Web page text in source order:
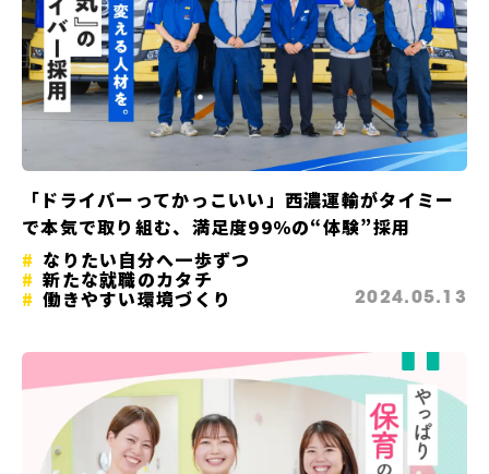
「ドライバーってかっこいい」西濃運輸がタイミー
で本気で取り組む、満足度99％の“体験”採用
なりたい自分へ一歩ずつ
新たな就職のカタチ
働きやすい環境づくり 2024.05.13